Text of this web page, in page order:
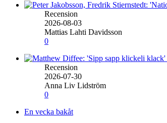
Recension
2026-08-03
Mattias Lahti Davidsson
0
Recension
2026-07-30
Anna Liv Lidström
0
En vecka bakåt